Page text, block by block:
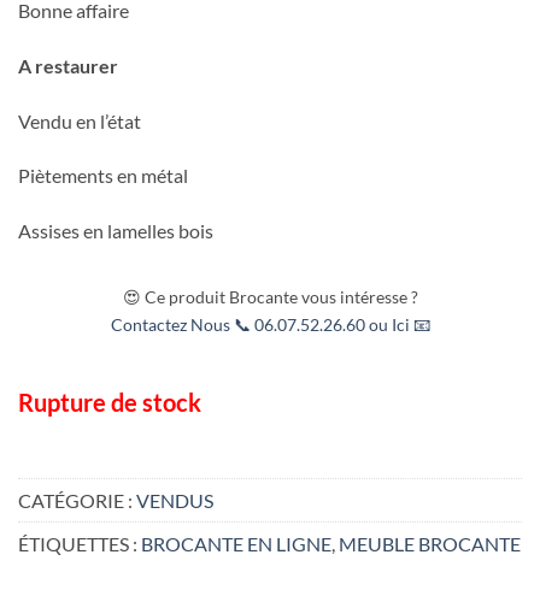
Bonne affaire
A restaurer
Vendu en l’état
Piètements en métal
Assises en lamelles bois
😍 Ce produit Brocante vous intéresse ?
Contactez Nous 📞 06.07.52.26.60 ou Ici 📧
Rupture de stock
CATÉGORIE : VENDUS
ÉTIQUETTES : BROCANTE EN LIGNE, MEUBLE BROCANTE